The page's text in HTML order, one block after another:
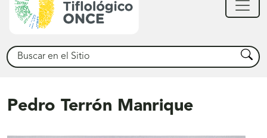
Buscar Buscar
Pedro Terrón Manrique